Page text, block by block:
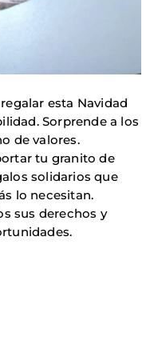
esta Navidad
Sorprende a los
de valores.
tu granito de
solidarios que
lo necesitan.
sus derechos y